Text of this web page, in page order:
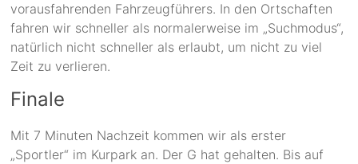
vorausfahrenden Fahrzeugführers. In den Ortschaften
fahren wir schneller als normalerweise im „Suchmodus“,
natürlich nicht schneller als erlaubt, um nicht zu viel
Zeit zu verlieren.
Finale
Mit 7 Minuten Nachzeit kommen wir als erster
„Sportler“ im Kurpark an. Der G hat gehalten. Bis auf